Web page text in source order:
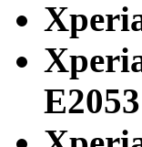
E2053